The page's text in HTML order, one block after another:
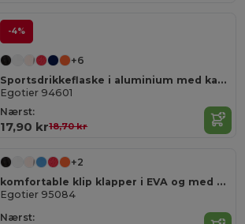
-4%
+6
Sportsdrikkeflaske i aluminium med karabin , kan rumme op til 400 ml
Egotier 94601
Nærst:
17,90 kr18,70 kr
+2
komfortable klip klapper i EVA og med PVC rem
Egotier 95084
Nærst: